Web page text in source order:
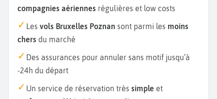
compagnies aériennes régulières et low costs
Les vols Bruxelles Poznan sont parmi les moins
chers du marché
Des assurances pour annuler sans motif jusqu’à
-24h du départ
Un service de réservation très simple et